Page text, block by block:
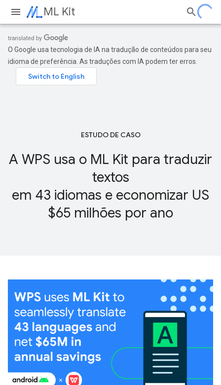
ML Kit
O Google usa tecnologia de IA na tradução de conteúdos para seu
idioma de preferência. As traduções com IA podem ter erros.
ESTUDO DE CASO
A WPS usa o ML Kit para traduzir
textos
em 43 idiomas e economizar US
$65 milhões por ano